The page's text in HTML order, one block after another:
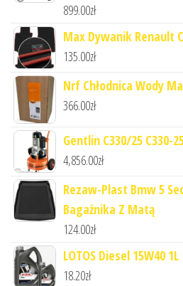
899.00zł
Max Dywanik Renault
135.00zł
Nrf Chłodnica Wody
366.00zł
Gentlin C330/25 C330-
4,856.00zł
Rezaw-Plast Bmw 5
Bagażnika Z Matą
124.00zł
LOTOS Diesel 15W40 1L
18.20zł